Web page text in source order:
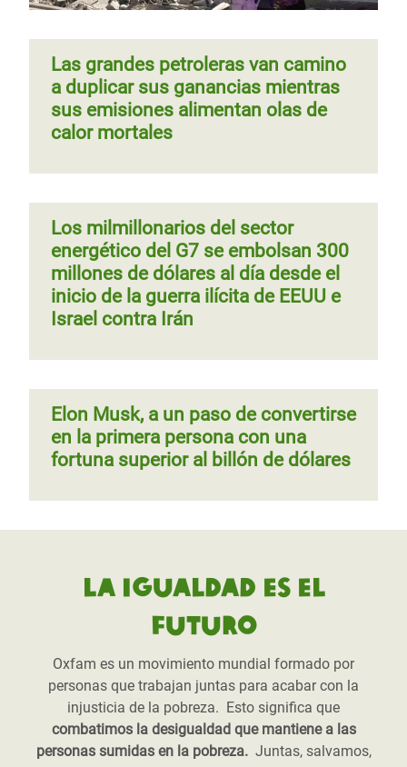
Las grandes petroleras van camino
a duplicar sus ganancias mientras
sus emisiones alimentan olas de
calor mortales
Los milmillonarios del sector
energético del G7 se embolsan 300
millones de dólares al día desde el
inicio de la guerra ilícita de EEUU e
Israel contra Irán
Elon Musk, a un paso de convertirse
en la primera persona con una
fortuna superior al billón de dólares
La igualdad es el
futuro
Oxfam es un movimiento mundial formado por
personas que trabajan juntas para acabar con la
injusticia de la pobreza. Esto significa que
combatimos la desigualdad que mantiene a las
personas sumidas en la pobreza.Juntas, salvamos,